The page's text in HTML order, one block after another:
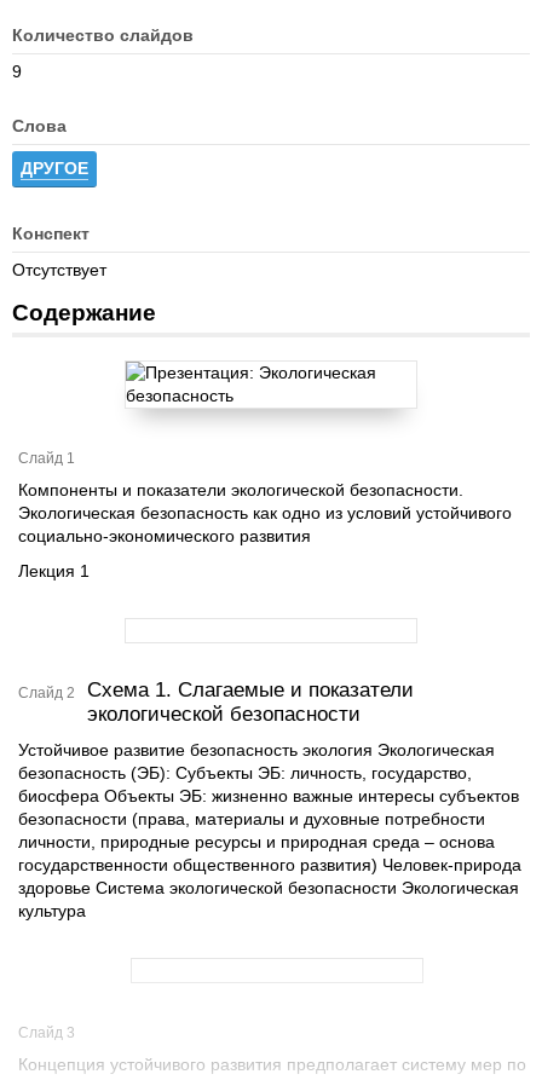
Количество слайдов
9
Слова
ДРУГОЕ
Конспект
Отсутствует
Содержание
Слайд 1
Компоненты и показатели экологической безопасности.
Экологическая безопасность как одно из условий устойчивого
социально-экономического развития
Лекция 1
Слайд 2
Схема 1. Слагаемые и показатели
экологической безопасности
Устойчивое развитие безопасность экология Экологическая
безопасность (ЭБ): Субъекты ЭБ: личность, государство,
биосфера Объекты ЭБ: жизненно важные интересы субъектов
безопасности (права, материалы и духовные потребности
личности, природные ресурсы и природная среда – основа
государственности общественного развития) Человек-природа
здоровье Система экологической безопасности Экологическая
культура
Слайд 3
Концепция устойчивого развития предполагает систему мер по